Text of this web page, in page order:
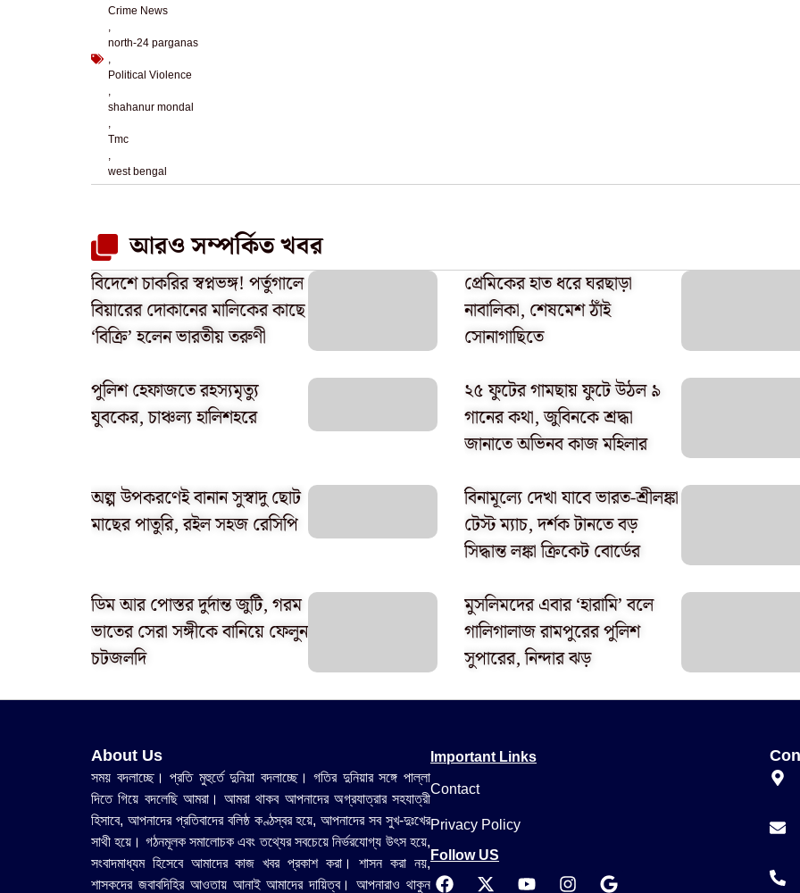
Crime News
north-24 parganas
Political Violence
shahanur mondal
Tmc
west bengal
আরও সম্পর্কিত খবর
বিদেশে চাকরির স্বপ্নভঙ্গ! পর্তুগালে
বিয়ারের দোকানের মালিকের কাছে
‘বিক্রি’ হলেন ভারতীয় তরুণী
প্রেমিকের হাত ধরে ঘরছাড়া
নাবালিকা, শেষমেশ ঠাঁই
সোনাগাছিতে
পুলিশ হেফাজতে রহস্যমৃত্যু
যুবকের, চাঞ্চল্য হালিশহরে
২৫ ফুটের গামছায় ফুটে উঠল ৯
গানের কথা, জুবিনকে শ্রদ্ধা
জানাতে অভিনব কাজ মহিলার
অল্প উপকরণেই বানান সুস্বাদু ছোট
মাছের পাতুরি, রইল সহজ রেসিপি
বিনামূল্যে দেখা যাবে ভারত-শ্রীলঙ্কা
টেস্ট ম্যাচ, দর্শক টানতে বড়
সিদ্ধান্ত লঙ্কা ক্রিকেট বোর্ডের
ডিম আর পোস্তর দুর্দান্ত জুটি, গরম
ভাতের সেরা সঙ্গীকে বানিয়ে ফেলুন
চটজলদি
মুসলিমদের এবার ‘হারামি’ বলে
গালিগালাজ রামপুরের পুলিশ
সুপারের, নিন্দার ঝড়
About Us
সময় বদলাচ্ছে। প্রতি মুহুর্তে দুনিয়া বদলাচ্ছে। গতির দুনিয়ার সঙ্গে পাল্লা
দিতে গিয়ে বদলেছি আমরা। আমরা থাকব আপনাদের অগ্রযাত্রার সহযাত্রী
হিসাবে, আপনাদের প্রতিবাদের বলিষ্ঠ কণ্ঠস্বর হয়ে, আপনাদের সব সুখ-দুঃখের
সাথী হয়ে। গঠনমূলক সমালোচক এবং তথ্যের সবচেয়ে নির্ভরযোগ্য উ‍ৎস হয়ে,
সংবাদমাধ্যম হিসেবে আমাদের কাজ খবর প্রকাশ করা। শাসন করা নয়,
শাসকদের জবাবদিহির আওতায় আনাই আমাদের দায়িত্ব। আপনারাও থাকুন
Important Links
Contact
Privacy Policy
Follow US